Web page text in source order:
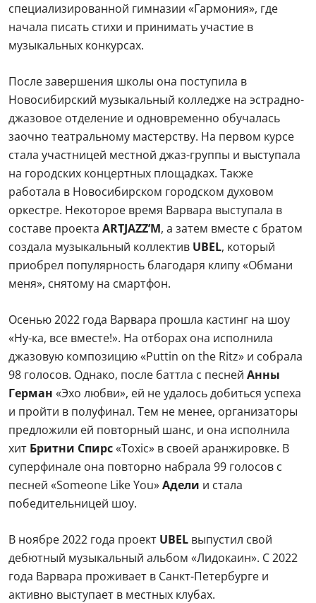
специализированной гимназии «Гармония», где
начала писать стихи и принимать участие в
музыкальных конкурсах.
После завершения школы она поступила в
Новосибирский музыкальный колледже на эстрадно-
джазовое отделение и одновременно обучалась
заочно театральному мастерству. На первом курсе
стала участницей местной джаз-группы и выступала
на городских концертных площадках. Также
работала в Новосибирском городском духовом
оркестре. Некоторое время Варвара выступала в
составе проекта ARTJAZZ’M, а затем вместе с братом
создала музыкальный коллектив UBEL, который
приобрел популярность благодаря клипу «Обмани
меня», снятому на смартфон.
Осенью 2022 года Варвара прошла кастинг на шоу
«Ну-ка, все вместе!». На отборах она исполнила
джазовую композицию «Puttin on the Ritz» и собрала
98 голосов. Однако, после баттла с песней Анны
Герман «Эхо любви», ей не удалось добиться успеха
и пройти в полуфинал. Тем не менее, организаторы
предложили ей повторный шанс, и она исполнила
хит Бритни Спирс«Toxic» в своей аранжировке. В
суперфинале она повторно набрала 99 голосов с
песней «Someone Like You»Адели и стала
победительницей шоу.
В ноябре 2022 года проект UBEL выпустил свой
дебютный музыкальный альбом «Лидокаин». С 2022
года Варвара проживает в Санкт-Петербурге и
активно выступает в местных клубах.